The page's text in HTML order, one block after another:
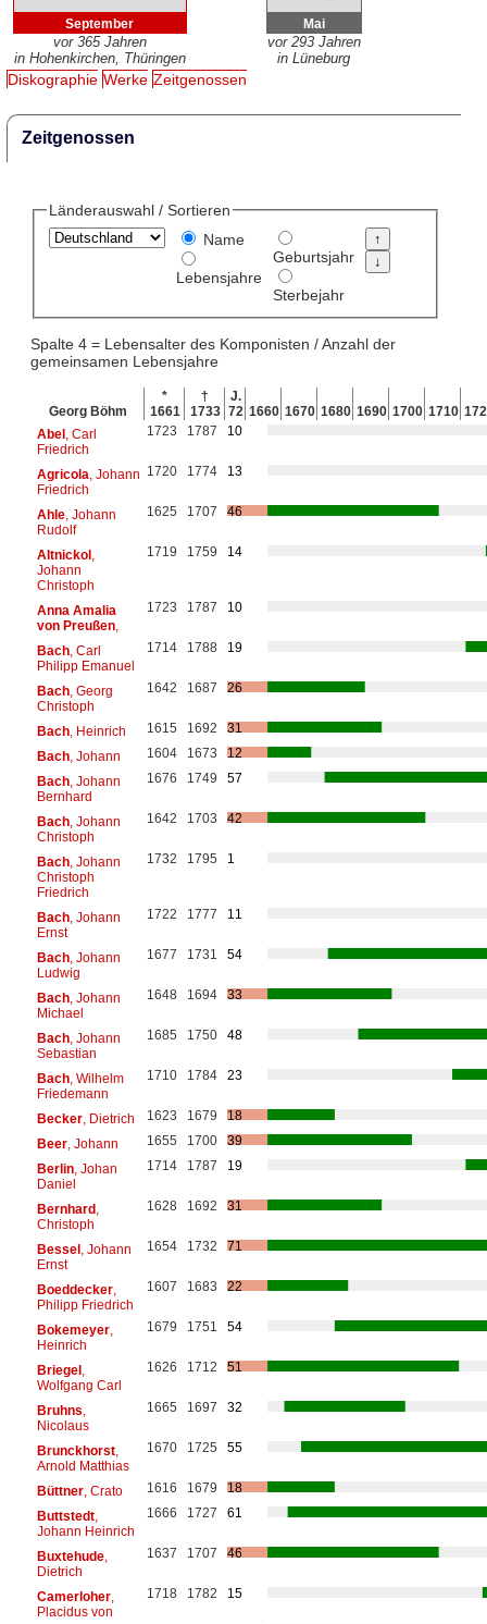
September
vor 365 Jahren
in Hohenkirchen, Thüringen
Mai
vor 293 Jahren
in Lüneburg
Diskographie Werke Zeitgenossen
Zeitgenossen
Länderauswahl / Sortieren
Name
Lebensjahre
Geburtsjahr
Sterbejahr
Spalte 4 = Lebensalter des Komponisten / Anzahl der
gemeinsamen Lebensjahre
Georg Böhm
*
1661
†
1733
J.
72 1660 1670 1680 1690 1700 1710
Abel, Carl
Friedrich
1723 1787 10
Agricola , Johann
Friedrich
1720 1774 13
Ahle, Johann
Rudolf
1625 1707 46
Altnickol,
Johann
Christoph
1719 1759 14
Anna Amalia
von Preußen,
1723 1787 10
Bach, Carl
Philipp Emanuel
1714 1788 19
Bach, Georg
Christoph
1642 1687 26
Bach, Heinrich 1615 1692
31
Bach, Johann 1604 1673
12
Bach, Johann
Bernhard
1676 1749 57
Bach, Johann
Christoph
1642 1703 42
Bach, Johann
Christoph
Friedrich
1732 1795 1
Bach, Johann
Ernst
1722 1777 11
Bach, Johann
Ludwig
1677 1731 54
Bach, Johann
Michael
1648 1694 33
Bach, Johann
Sebastian
1685 1750 48
Bach, Wilhelm
Friedemann
1710 1784 23
Becker, Dietrich 1623 1679
18
Beer, Johann 1655 1700
39
Berlin, Johan
Daniel
1714 1787 19
Bernhard,
Christoph
1628 1692 31
Bessel, Johann
Ernst
1654 1732 71
Boeddecker,
Philipp Friedrich
1607 1683 22
Bokemeyer,
Heinrich
1679 1751 54
Briegel,
Wolfgang Carl
1626 1712 51
Bruhns
Nicolaus
1665 1697 32
Brunckhorst,
Arnold Matthias
1670 1725 55
Büttner, Crato 1616 1679
18
Buttstedt,
Johann Heinrich
1666 1727 61
Buxtehude,
Dietrich
1637 1707 46
Camerloher,
Placidus von
1718 1782 15